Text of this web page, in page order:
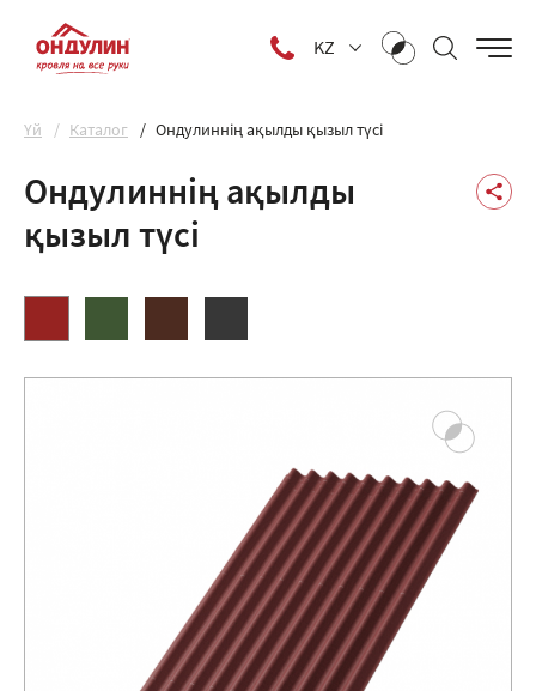
KZ
Yй Каталог Ондулиннің ақылды қызыл түсі
Ондулиннің ақылды
қызыл түсі